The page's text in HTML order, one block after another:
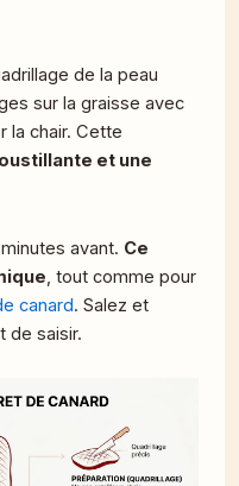
de la peau
sur la graisse avec
la chair. Cette
et une
avant. Ce
, tout comme pour
canard. Salez et
de saisir.